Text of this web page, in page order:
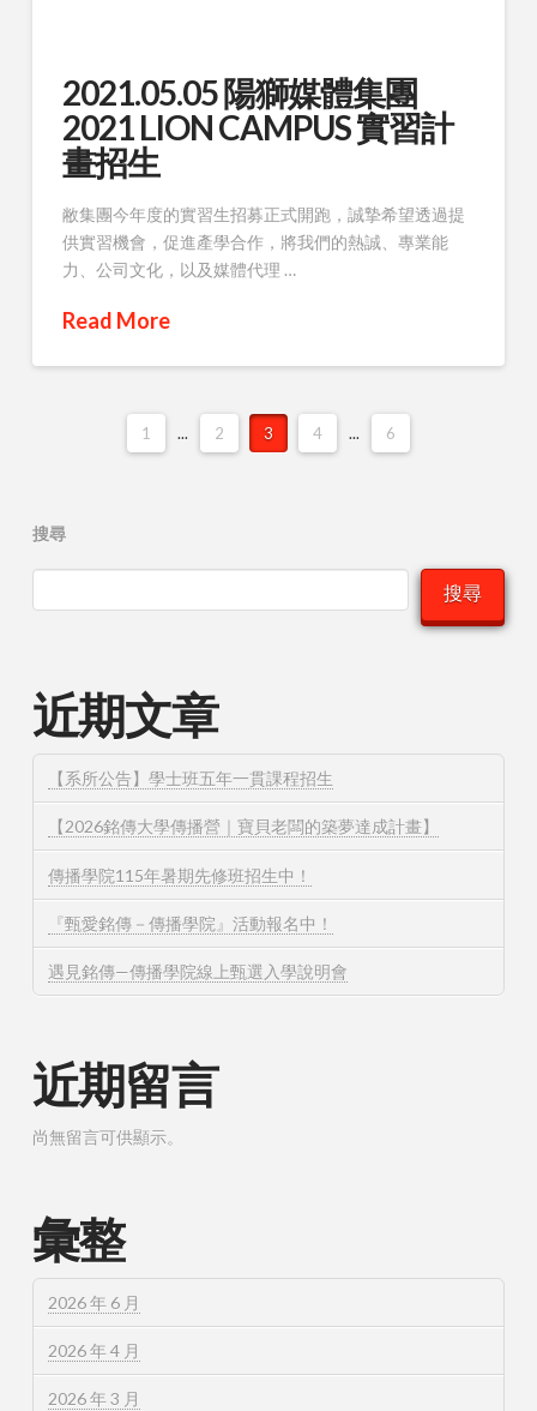
2021.05.05 陽獅媒體集團
2021 LION CAMPUS 實習計
畫招生
敝集團今年度的實習生招募正式開跑，誠摯希望透過提
供實習機會，促進產學合作，將我們的熱誠、專業能
力、公司文化，以及媒體代理 …
Read More
1 ... 2 3 4 ... 6
搜尋
搜尋
近期文章
【系所公告】學士班五年一貫課程招生
【2026銘傳大學傳播營｜寶貝老闆的築夢達成計畫】
傳播學院115年暑期先修班招生中！
『甄愛銘傳－傳播學院』活動報名中！
遇見銘傳—傳播學院線上甄選入學說明會
近期留言
尚無留言可供顯示。
彙整
2026 年 6 月
2026 年 4 月
2026 年 3 月